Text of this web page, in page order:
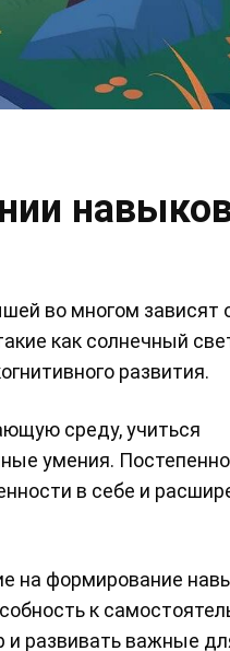
во многом зависят
как солнечный
развития.
среду, учиться
умения. Постепенно
в себе и
на формирование
к
развивать важные